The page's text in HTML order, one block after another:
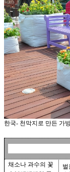
한국- 천막지로 만든 가
채소나 과수의 꽃
벌